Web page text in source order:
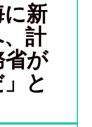
新
計
が
と